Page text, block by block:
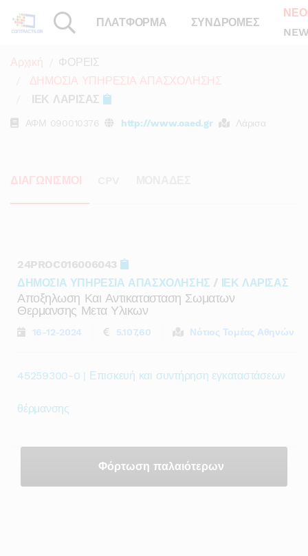
ΠΛΑΤΦΟΡΜΑ ΣΥΝΔΡΟΜΕΣ
Αρχική
ΦΟΡΕΙΣ
ΔΗΜΟΣΙΑ ΥΠΗΡΕΣΙΑ ΑΠΑΣΧΟΛΗΣΗΣ
ΙΕΚ ΛΑΡΙΣΑΣ
ΑΦΜ 090010376 http://www.oaed.gr Λάρισα
ΔΙΑΓΩΝΙΣΜΟΙ
24PROC016006043
ΔΗΜΟΣΙΑ ΥΠΗΡΕΣΙΑ ΑΠΑΣΧΟΛΗΣΗΣ / ΙΕΚ ΛΑΡΙΣΑΣ
Αποξηλωση Και Αντικατασταση Σωματων
Θερμανσης Μετα Υλικων
16-12-2024 5.107,60 Νότιος Τομέας Αθηνών
45259300-0 | Επισκευή και συντήρηση εγκαταστάσεων
θέρμανσης
Φόρτωση παλαιότερων